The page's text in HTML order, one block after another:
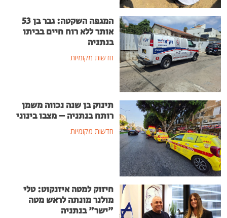
המגפה השקטה: גבר בן 53
אותר ללא רוח חיים בביתו
בנתניה
חדשות מקומיות
תינוק בן שנה נכווה משמן
רותח בנתניה – מצבו בינוני
חדשות מקומיות
חיזוק למטה איזנקוט: טלי
מולנר מונתה לראש מטה
"ישר" בנתניה